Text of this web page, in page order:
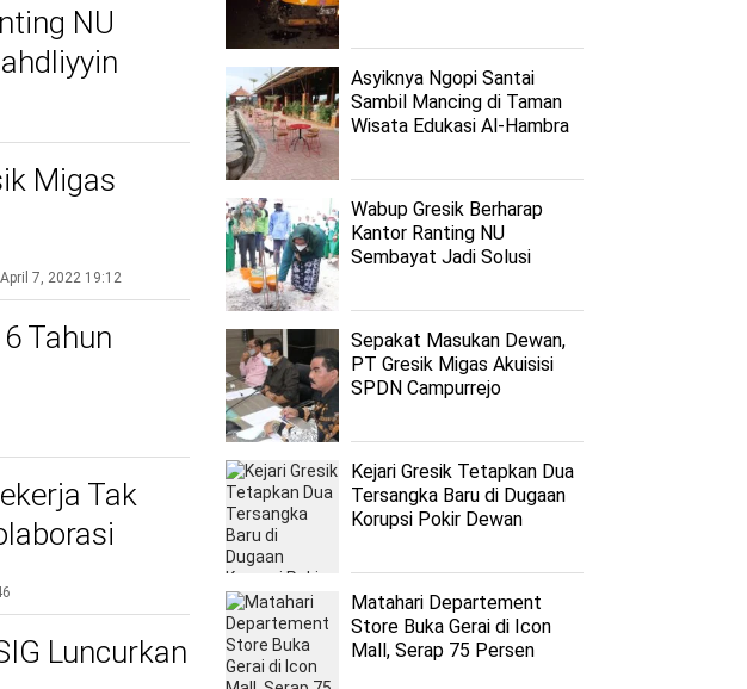
NU
Migas
April 7, 2022 19:12
Tahun
Tak
Luncurkan
Asyiknya Ngopi Santai
Sambil Mancing di Taman
Wisata Edukasi Al-Hambra
Wabup Gresik Berharap
Kantor Ranting NU
Sembayat Jadi Solusi
Sepakat Masukan Dewan,
PT Gresik Migas Akuisisi
SPDN Campurrejo
Kejari Gresik Tetapkan Dua
Tersangka Baru di Dugaan
Korupsi Pokir Dewan
Matahari Departement
Store Buka Gerai di Icon
Mall, Serap 75 Persen